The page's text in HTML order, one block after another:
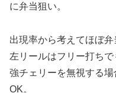
に弁当狙い。
出現率から考えてほぼ弁
左リールはフリー打ち
強チェリーを無視する
OK。